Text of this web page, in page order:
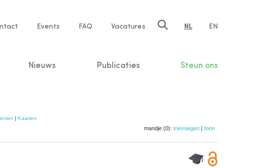
Events FAQ Vacatures NL EN
Nieuws Publicaties Steun ons
| Kaarten
mandje (0): toevoegen | toon